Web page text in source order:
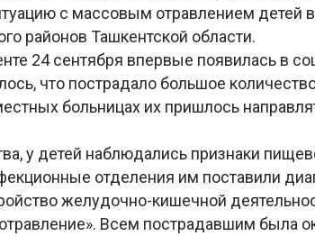
с массовым отравлением детей
районов Ташкентской области.
24 сентября впервые появилась в
что пострадало большое
больницах их пришлось
у детей наблюдались признаки
отделения им поставили
желудочно-кишечной
Всем пострадавшим была